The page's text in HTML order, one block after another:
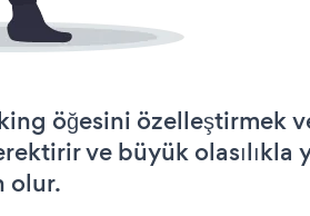
öğesini özelleştirmek
ve büyük olasılıkla
olur.